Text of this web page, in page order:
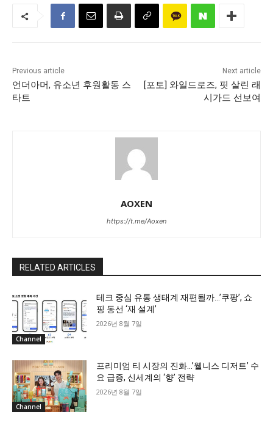
Previous article
언더아머, 유소년 후원활동 스
타트
Next article
[포토] 와일드로즈, 핏 살린 래
시가드 선보여
AOXEN
https://t.me/Aoxen
RELATED ARTICLES
Channel
테크 중심 유통 생태계 재편될까…’쿠팡’, 쇼
핑 동선 ‘재 설계’
2026년 8월 7일
Channel
프리미엄 티 시장의 진화…’웰니스 디저트’ 수
요 급증, 신세계의 ‘향’ 전략
2026년 8월 7일